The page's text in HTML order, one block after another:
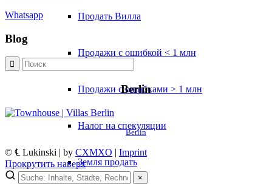
Продать Вилла
Продажи с ошибкой < 1 млн
Продажи с ошибками > 1 млн
Налог на спекуляции
Земля продать
Whatsapp
Blog
Berlin
Berlin
© ℄ Lukinski | by CXMXO | Imprint
Прокрутить наверх
×